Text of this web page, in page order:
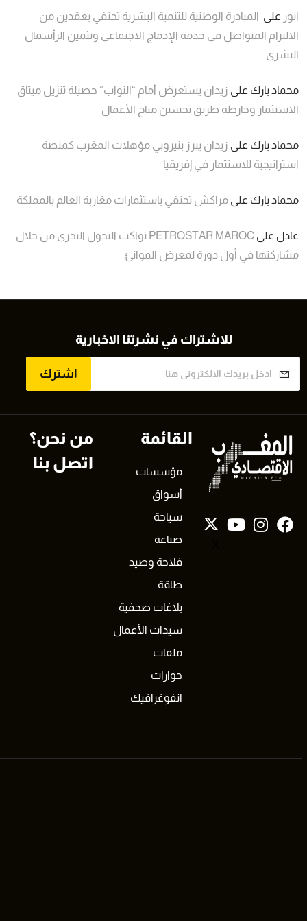
انور على المبادرة الوطنية للتنمية البشرية تحتفي بعقدين من
الالتزام المتواصل في خدمة الإدماج الاجتماعي وتثمين الرأسمال
البشري
محماد بارك على زيدان يستعرض أمام “النواب” حصيلة تنزيل ميثاق
الاستثمار وخارطة طريق تحسين مناخ الأعمال
محماد بارك على زيدان يبرز بنيروبي مؤهلات المغرب كمنصة
استراتيجية للاستثمار في إفريقيا
محماد بارك على مراكش تحتفي باستثمارات مغاربة العالم بالمملكة
عادل على
PETROSTAR MAROC تواكب التحول البحري من خلال
مشاركتها في أول دورة لمعرض الموانئ
للاشتراك في نشرتنا الاخبارية
اشترك
القائمة
مؤسسات
أسواق
سياحة
صناعة
فلاحة وصيد
طاقة
بلاغات صحفية
سيدات الأعمال
ملفات
حوارات
انفوغرافيك
من نحن؟
اتصل بنا